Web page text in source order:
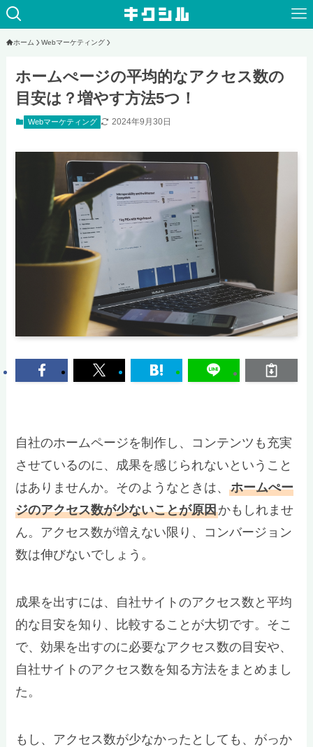
ホーム Webマーケティング
ホームぺージの平均的なアクセス数の
目安は？増やす方法5つ！
Webマーケティング 2024年9月30日
自社のホームページを制作し、コンテンツも充実
させているのに、成果を感じられないということ
はありませんか。そのようなときは、ホームぺー
ジのアクセス数が少ないことが原因かもしれませ
ん。アクセス数が増えない限り、コンバージョン
数は伸びないでしょう。
成果を出すには、自社サイトのアクセス数と平均
的な目安を知り、比較することが大切です。そこ
で、効果を出すのに必要なアクセス数の目安や、
自社サイトのアクセス数を知る方法をまとめまし
た。
もし、アクセス数が少なかったとしても、がっか